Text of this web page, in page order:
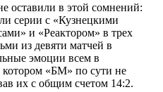
оставили в этой сомнений:
серии с «Кузнецкими
и «Реактором» в трех
из девяти матчей в
эмоции всем в
котором «БМ» по сути не
их с общим счетом 14:2.